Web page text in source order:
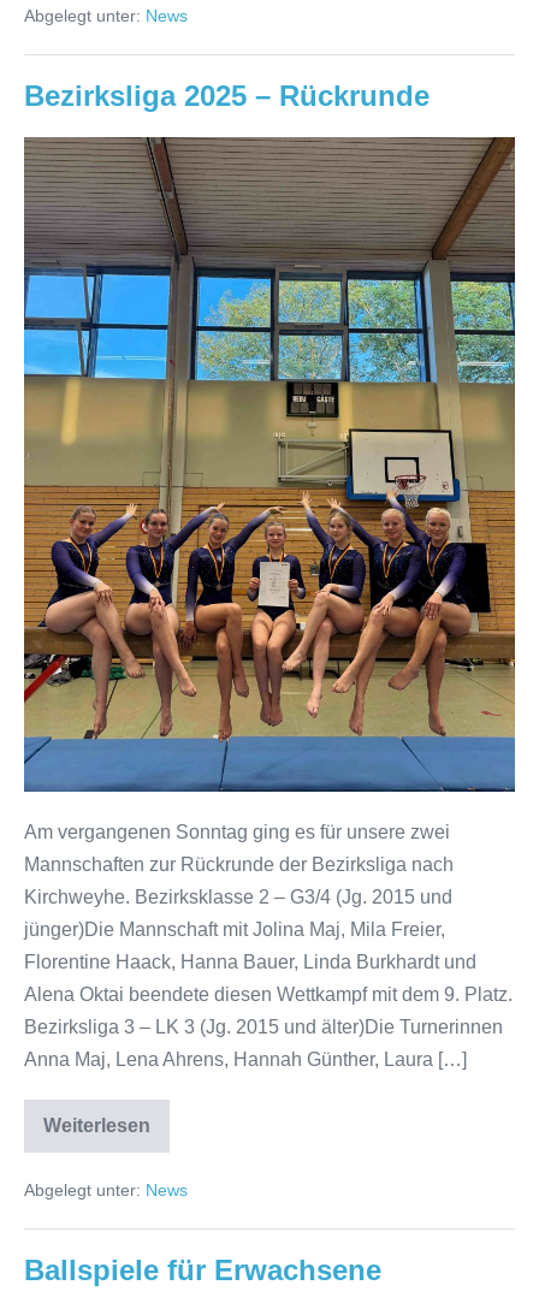
37.
Gasshuku
Lehrgang)
Abgelegt unter: News
Bezirksliga 2025 – Rückrunde
Bezirksliga
2025
–
Rückrunde
Am vergangenen Sonntag ging es für unsere zwei
Mannschaften zur Rückrunde der Bezirksliga nach
Kirchweyhe. Bezirksklasse 2 – G3/4 (Jg. 2015 und
jünger)Die Mannschaft mit Jolina Maj, Mila Freier,
Florentine Haack, Hanna Bauer, Linda Burkhardt und
Alena Oktai beendete diesen Wettkampf mit dem 9. Platz.
Bezirksliga 3 – LK 3 (Jg. 2015 und älter)Die Turnerinnen
Anna Maj, Lena Ahrens, Hannah Günther, Laura […]
Weiterlesen
Bezirksliga
2025
Rückrunde
Abgelegt unter: News
Ballspiele für Erwachsene